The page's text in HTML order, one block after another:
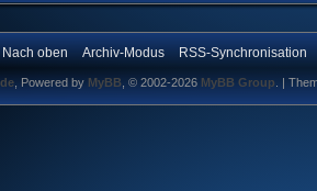
Nach oben Archiv-Modus RSS-Synchronisation
, Powered by MyBB , © 2002-2026 MyBB Group |